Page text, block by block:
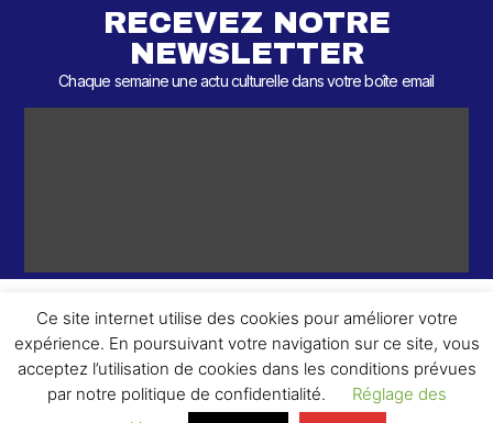
RECEVEZ NOTRE
NEWSLETTER
Chaque semaine une actu culturelle dans votre boîte email
© 2026 – 2 ème Round – Tous droits réservés.
Ce site internet utilise des cookies pour améliorer votre
expérience. En poursuivant votre navigation sur ce site, vous
acceptez l’utilisation de cookies dans les conditions prévues
par notre politique de confidentialité.
Réglage des